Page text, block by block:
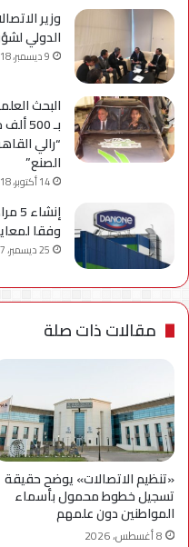
وزير
الدولي
9 ديسمبر، 2018
البحث
بـ
“رالي
الصنع”
14 أكتوبر، 2018
وفقا
25 ديسمبر، 2017
مقالات ذات صلة
«تنظيم الاتصالات» يوضح حقيقة
تسجيل خطوط محمول بأسماء
المواطنين دون علمهم
8 أغسطس، 2026